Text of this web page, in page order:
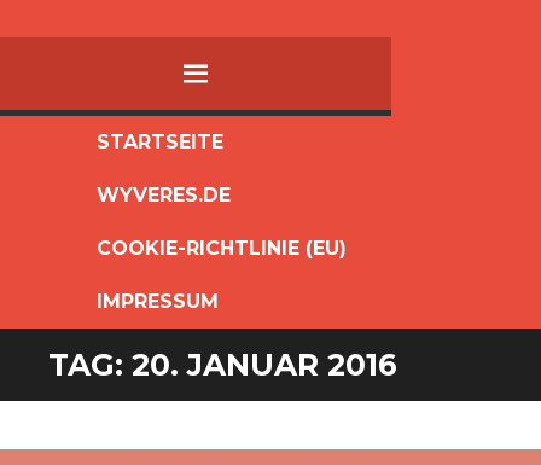
MENÜ
SPRINGEN
STARTSEITE
WYVERES.DE
COOKIE-RICHTLINIE (EU)
IMPRESSUM
TAG: 20. JANUAR 2016